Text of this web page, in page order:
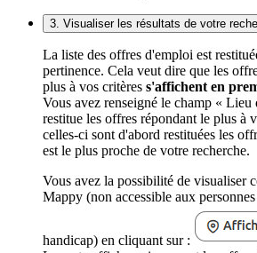
3. Visualiser les résultats de votre
La liste des offres d'emploi est
pertinence. Cela veut dire que les
plus à vos critères s'affichent en
Vous avez renseigné le champ «
restitue les offres répondant le plus à
celles-ci sont d'abord restituées les
est le plus proche de votre recherche.
Vous avez la possibilité de visualiser
Mappy (non accessible aux
handicap) en cliquant sur :